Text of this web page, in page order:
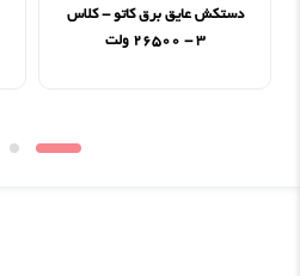
دستکش عایق برق کاتو - کلاس
۳ - ۲۶۵۰۰ ولت